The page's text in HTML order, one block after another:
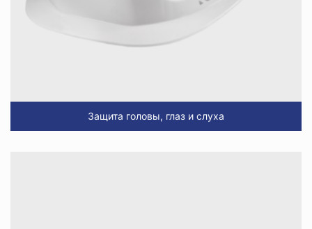
Защита головы, глаз и слуха